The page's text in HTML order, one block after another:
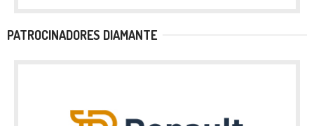
PATROCINADORES DIAMANTE